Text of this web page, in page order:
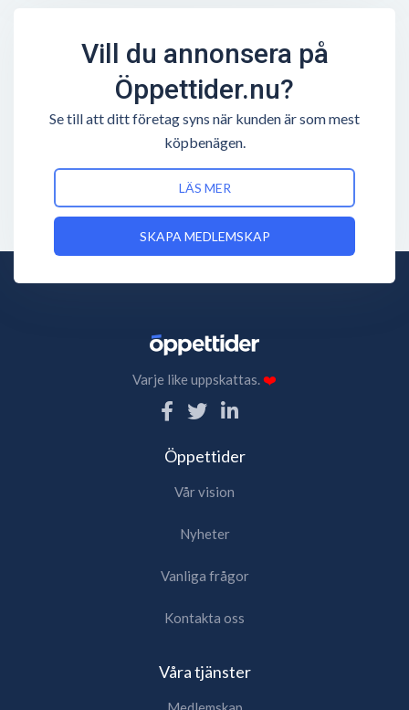
Vill du annonsera på
Öppettider.nu?
Se till att ditt företag syns när kunden är som mest
köpbenägen.
LÄS MER
SKAPA MEDLEMSKAP
Varje like uppskattas.❤️
Öppettider
Vår vision
Nyheter
Vanliga frågor
Kontakta oss
Våra tjänster